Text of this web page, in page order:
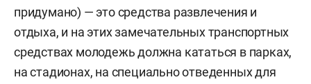
придумано) — это средства развлечения и
отдыха, и на этих замечательных транспортных
средствах молодежь должна кататься в парках,
на стадионах, на специально отведенных для